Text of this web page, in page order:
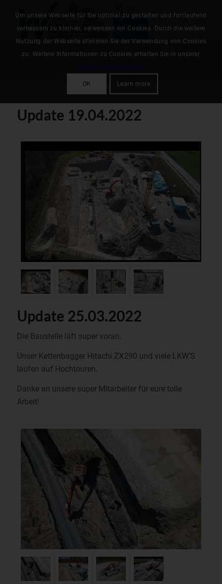
Neubau des „Hotel Bergeblick“
Neubau des „Hotel Bergeblick“ /
Neubau des „Hotel Bergeblick“
Update 19.04.2022
Update 25.03.2022
Die Baustelle läft super voran.
Unser Kettenbagger Hitachi ZX290 und viele LKW’S
laufen auf Hochtouren.
Danke an unsere super Mitarbeiter für eure tolle
Arbeit!
Um unsere Webseite für Sie optimal zu gestalten und fortlaufend
verbessern zu können, verwenden wir Cookies. Durch die weitere
Nutzung der Webseite stimmen Sie der Verwendung von Cookies
zu. Weitere Informationen zu Cookies erhalten Sie in unserer
Datenschutzerklärung
OK Learn more